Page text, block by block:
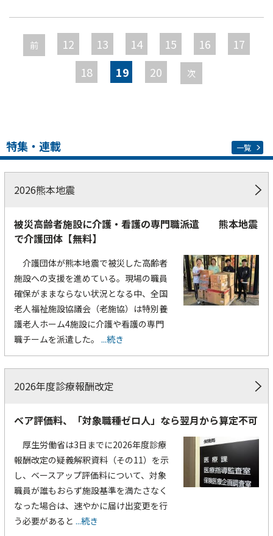
ペ
ー
ジ
前 12 13 14 15 16
17
18
19 20 次
特集・連載 一覧
2026熊本地震
被災高齢者施設に介護・看護の専門職派遣 熊本地震
で介護団体【無料】
介護団体が熊本地震で被災した高齢者
施設への支援を進めている。現場の職員
確保がままならない状況となる中、全国
老人福祉施設協議会（老施協）は特別養
護老人ホーム4施設に介護や看護の専門
職チームを派遣した。 ...続き
2026年度診療報酬改定
ベア評価料、「対象職種ゼロ人」なら翌月から算定不可
厚生労働省は3日までに2026年度診療
報酬改定の疑義解釈資料（その11）を示
し、ベースアップ評価料について、対象
職員が誰もおらず施設基準を満たさなく
なった場合は、速やかに届け出変更を行
う必要があると ...続き